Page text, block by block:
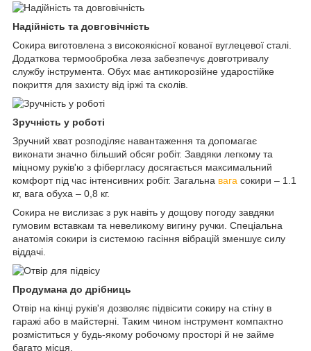
Надійність та довговічність
Сокира виготовлена з високоякісної кованої вуглецевої сталі.
Додаткова термообробка леза забезпечує довготривалу
службу інструмента. Обух має антикорозійне ударостійке
покриття для захисту від іржі та сколів.
Зручність у роботі
Зручний хват розподіляє навантаження та допомагає
виконати значно більший обсяг робіт. Завдяки легкому та
міцному руків'ю з фібергласу досягається максимальний
комфорт під час інтенсивних робіт. Загальна вага сокири – 1.1
кг, вага обуха – 0,8 кг.
Сокира не вислизає з рук навіть у дощову погоду завдяки
гумовим вставкам та невеликому вигину ручки. Спеціальна
анатомія сокири із системою гасіння вібрацій зменшує силу
віддачі.
Продумана до дрібниць
Отвір на кінці руків'я дозволяє підвісити сокиру на стіну в
гаражі або в майстерні. Таким чином інструмент компактно
розміститься у будь-якому робочому просторі й не займе
багато місця.